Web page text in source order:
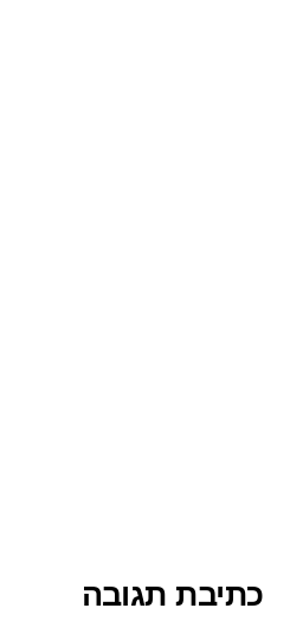
כתיבת תגובה